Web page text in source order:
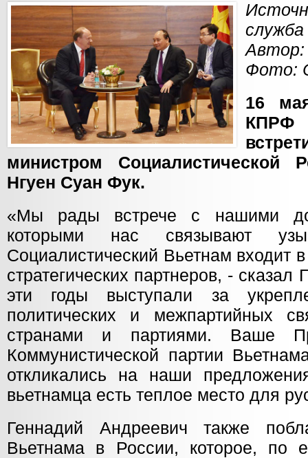
Автор:
Фото:
16
министром Социалистической
Нгуен Суан Фук.
«Мы рады встрече с нашими
которыми нас связывают
Социалистический Вьетнам входит
стратегических партнеров, -
эти годы выступали за
политических и межпартийных
странами и партиями. Ваше
Коммунистической партии
откликались на наши
вьетнамца есть теплое место для
Геннадий Андреевич также
Вьетнама в России, которое, по